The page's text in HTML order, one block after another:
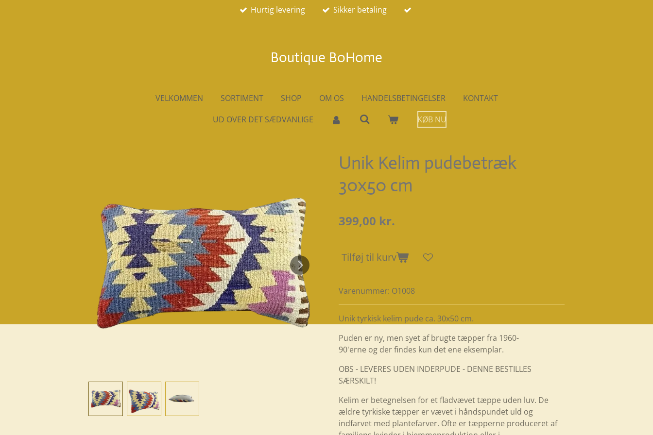
Hurtig levering Sikker betaling
Boutique BoHome
VELKOMMEN SORTIMENT SHOP OM OS HANDELSBETINGELSER
KONTAKT
UD OVER DET SÆDVANLIGE
KØB NU
Unik Kelim pudebetræk
30x50 cm
399,00 kr.
Tilføj til kurv
Varenummer: O1008
Unik tyrkisk kelim pude ca. 30x50 cm.
Puden er ny, men syet af brugte tæpper fra 1960-
90'erne og der findes kun det ene eksemplar.
OBS - LEVERES UDEN INDERPUDE - DENNE BESTILLES
SÆRSKILT!
Kelim er betegnelsen for et fladvævet tæppe uden luv. De
ældre tyrkiske tæpper er vævet i håndspundet uld og
indfarvet med plantefarver. Ofte er tæpperne produceret af